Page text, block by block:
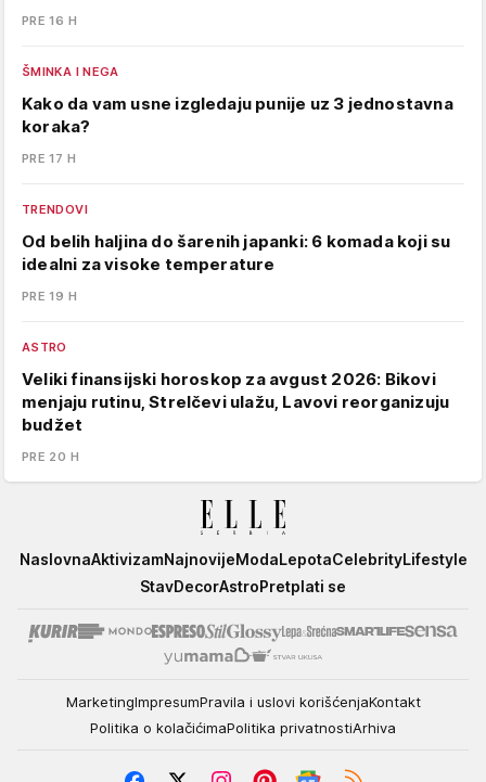
PRE 16 H
ŠMINKA I NEGA
Kako da vam usne izgledaju punije uz 3 jednostavna
koraka?
PRE 17 H
TRENDOVI
Od belih haljina do šarenih japanki: 6 komada koji su
idealni za visoke temperature
PRE 19 H
ASTRO
Veliki finansijski horoskop za avgust 2026: Bikovi
menjaju rutinu, Strelčevi ulažu, Lavovi reorganizuju
budžet
PRE 20 H
Elle
NaslovnaAktivizamNajnovijeModaLepotaCelebrityLifestyle
StavDecorAstroPretplati se
MarketingImpresumPravila i uslovi korišćenjaKontakt
Politika o kolačićimaPolitika privatnostiArhiva